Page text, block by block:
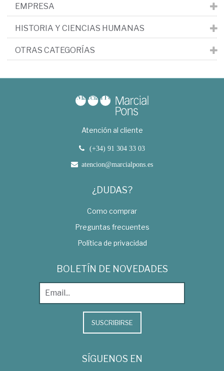
EMPRESA
HISTORIA Y CIENCIAS HUMANAS
OTRAS CATEGORÍAS
Atención al cliente
(+34) 91 304 33 03
atencion@marcialpons.es
¿DUDAS?
Como comprar
Preguntas frecuentes
Política de privacidad
BOLETÍN DE NOVEDADES
SUSCRIBIRSE
SÍGUENOS EN